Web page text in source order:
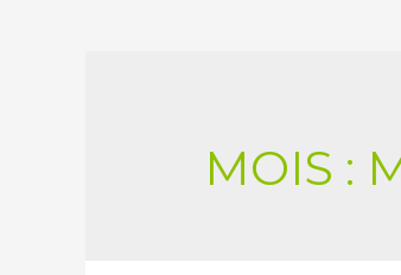
MOIS :